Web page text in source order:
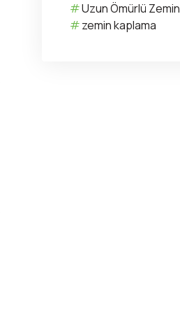
Uzun Ömürlü Zemin
zemin kaplama